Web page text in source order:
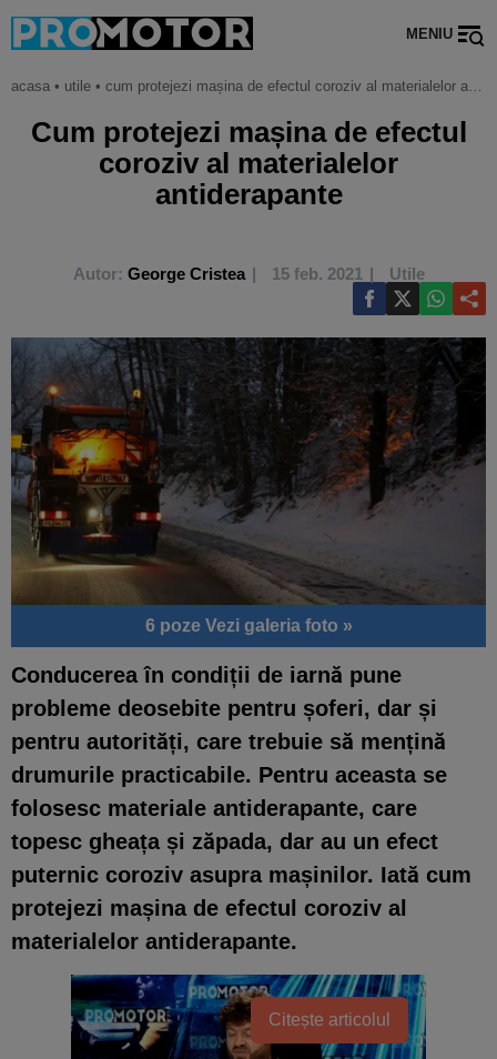
MENIU
acasa • utile • cum protejezi mașina de efectul coroziv al materialelor antiderapante
Cum protejezi mașina de efectul
coroziv al materialelor
antiderapante
Autor: George Cristea 15 feb. 2021 Utile
6 poze Vezi galeria foto »
Conducerea în condiții de iarnă pune
probleme deosebite pentru șoferi, dar și
pentru autorități, care trebuie să mențină
drumurile practicabile. Pentru aceasta se
folosesc materiale antiderapante, care
topesc gheața și zăpada, dar au un efect
puternic coroziv asupra mașinilor. Iată cum
protejezi mașina de efectul coroziv al
materialelor antiderapante.
Citește articolul